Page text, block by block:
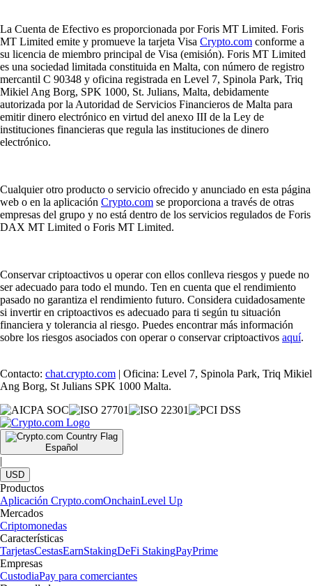
La Cuenta de Efectivo es proporcionada por Foris MT Limited. Foris
MT Limited emite y promueve la tarjeta Visa Crypto.com conforme a
su licencia de miembro principal de Visa (emisión). Foris MT Limited
es una sociedad limitada constituida en Malta, con número de registro
mercantil C 90348 y oficina registrada en Level 7, Spinola Park, Triq
Mikiel Ang Borg, SPK 1000, St. Julians, Malta, debidamente
autorizada por la Autoridad de Servicios Financieros de Malta para
emitir dinero electrónico en virtud del anexo III de la Ley de
instituciones financieras que regula las instituciones de dinero
electrónico.
Cualquier otro producto o servicio ofrecido y anunciado en esta página
web o en la aplicación Crypto.com se proporciona a través de otras
empresas del grupo y no está dentro de los servicios regulados de Foris
DAX MT Limited o Foris MT Limited.
Conservar criptoactivos u operar con ellos conlleva riesgos y puede no
ser adecuado para todo el mundo. Ten en cuenta que el rendimiento
pasado no garantiza el rendimiento futuro. Considera cuidadosamente
si invertir en criptoactivos es adecuado para ti según tu situación
financiera y tolerancia al riesgo. Puedes encontrar más información
sobre los riesgos asociados con operar o conservar criptoactivos aquí.
Contacto: chat.crypto.com | Oficina: Level 7, Spinola Park, Triq Mikiel
Ang Borg, St Julians SPK 1000 Malta.
Español
|
USD
Productos
Aplicación Crypto.comOnchainLevel Up
Mercados
Criptomonedas
Características
TarjetasCestasEarnStakingDeFi StakingPayPrime
Empresas
CustodiaPay para comerciantes